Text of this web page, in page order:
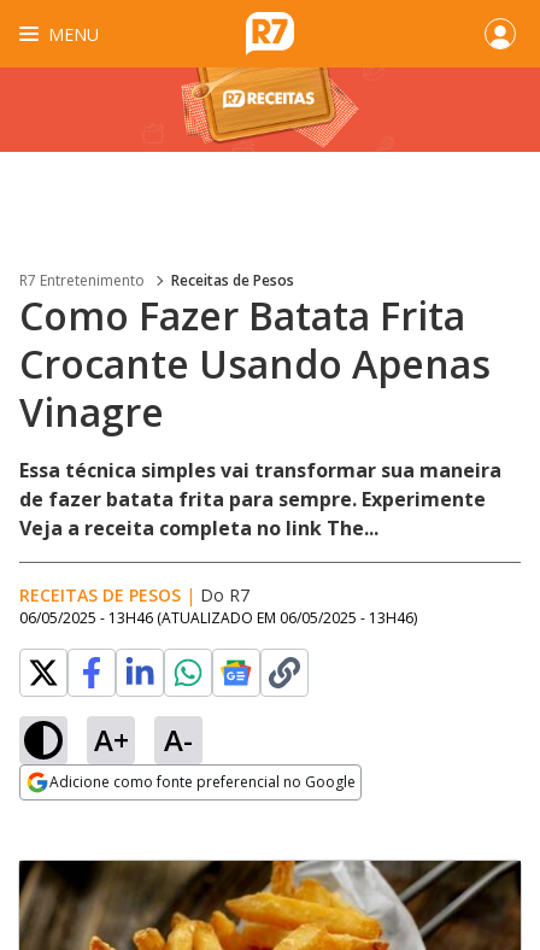
MENU
R7 Entretenimento Receitas de Pesos
Como Fazer Batata Frita
Crocante Usando Apenas
Vinagre
Essa técnica simples vai transformar sua maneira
de fazer batata frita para sempre. Experimente
Veja a receita completa no link The...
RECEITAS DE PESOS | Do R7
06/05/2025 - 13H46 (ATUALIZADO EM 06/05/2025 - 13H46)
A+ A-
Adicione como fonte preferencial no Google